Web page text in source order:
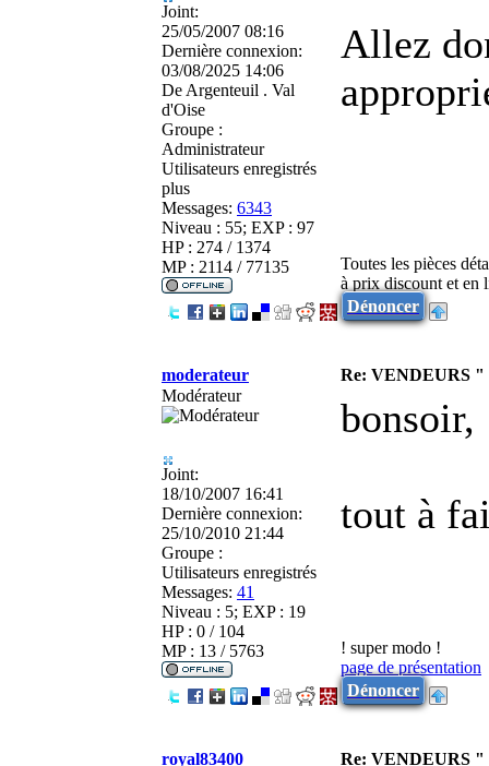
Joint:
25/05/2007 08:16
Dernière connexion:
03/08/2025 14:06
De Argenteuil . Val
d'Oise
Groupe :
Administrateur
Utilisateurs enregistrés
plus
Messages: 6343
Niveau : 55; EXP : 97
HP : 274 / 1374
MP : 2114 / 77135
Allez
Toutes les pièces
à prix discount et
Dénoncer
moderateur
Re: VENDEURS
Modérateur
Joint:
18/10/2007 16:41
Dernière connexion:
25/10/2010 21:44
Groupe :
Utilisateurs enregistrés
Messages: 41
Niveau : 5; EXP : 19
HP : 0 / 104
MP : 13 / 5763
bonsoir,
tout à
! super modo !
page de présentation
Dénoncer
royal83400 Re: VENDEURS